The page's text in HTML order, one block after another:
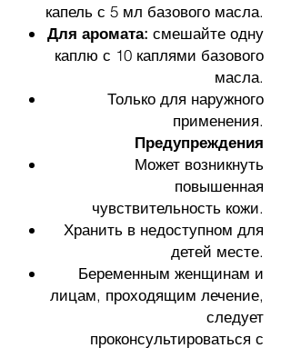
капель с 5 мл базового масла.
Для аромата: смешайте одну
каплю с 10 каплями базового
масла.
Только для наружного
применения.
Предупреждения
Может возникнуть
повышенная
чувствительность кожи.
Хранить в недоступном для
детей месте.
Беременным женщинам и
лицам, проходящим лечение,
следует
проконсультироваться с